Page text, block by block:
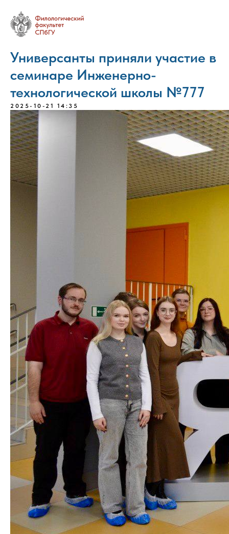
Универсанты приняли участие в
семинаре Инженерно-
технологической школы №777
2025-10-21 14:35